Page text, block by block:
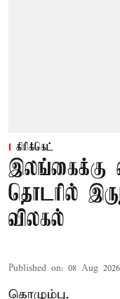
கிரிக்கெட்
இலங்கைக்கு
தொடரில்
விலகல்
Published on: 08 Aug
கொழும்பு,